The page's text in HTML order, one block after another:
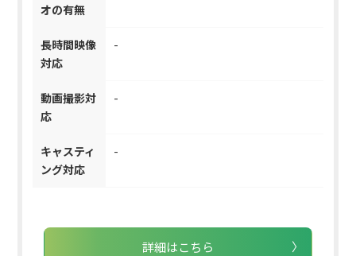
オの有無
長時間映像
対応
-
動画撮影対
応
-
キャスティ
ング対応
-
詳細はこちら